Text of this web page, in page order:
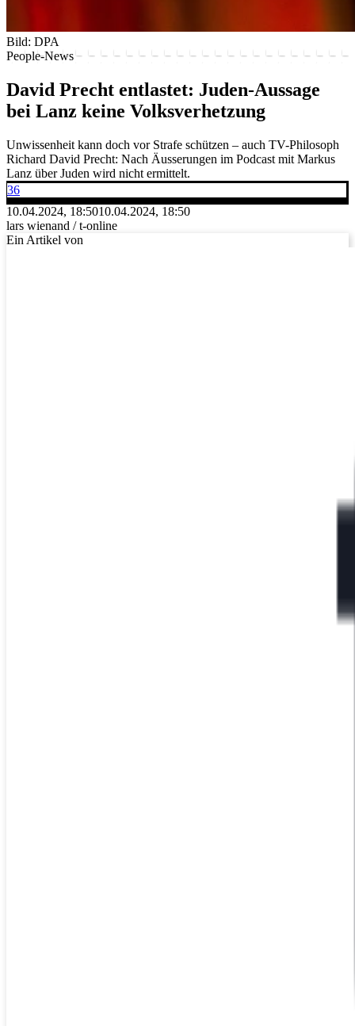
Bild: DPA
People-News
David Precht entlastet: Juden-Aussage
bei Lanz keine Volksverhetzung
Unwissenheit kann doch vor Strafe schützen – auch TV-Philosoph
Richard David Precht: Nach Äusserungen im Podcast mit Markus
Lanz über Juden wird nicht ermittelt.
36
10.04.2024, 18:5010.04.2024, 18:50
lars wienand / t-online
Ein Artikel von